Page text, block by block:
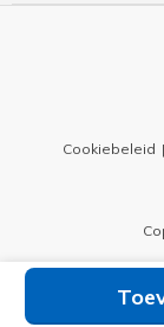
Cookiebeleid